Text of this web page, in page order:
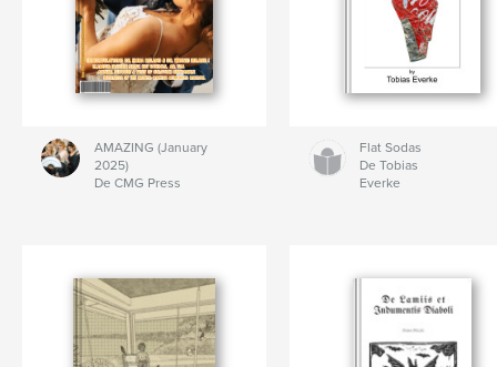
AMAZING (January
2025)
De CMG Press
Flat Sodas
De Tobias
Everke